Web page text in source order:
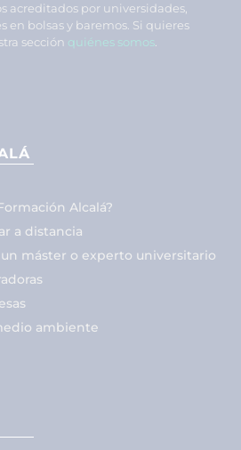
acreditados por universidades,
en bolsas y baremos. Si quieres
sección quiénes somos
Alcalá?
a distancia
un máster o experto universitario
ambiente